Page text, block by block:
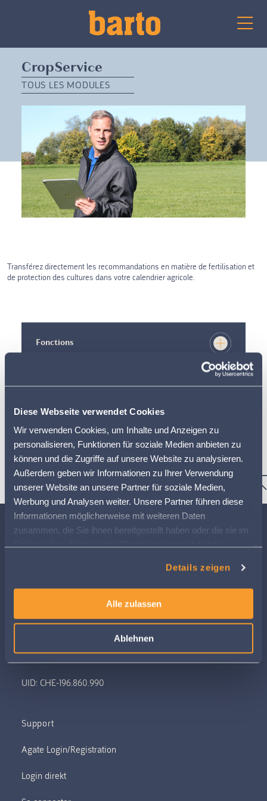
Diese Webseite verwendet Cookies
Wir verwenden Cookies, um Inhalte und Anzeigen zu
personalisieren, Funktionen für soziale Medien anbieten zu
können und die Zugriffe auf unsere Website zu analysieren.
Außerdem geben wir Informationen zu Ihrer Verwendung
unserer Website an unsere Partner für soziale Medien,
Werbung und Analysen weiter. Unsere Partner führen diese
Informationen möglicherweise mit weiteren Daten
zusammen, die Sie ihnen bereitgestellt haben oder die sie im
Rahmen Ihrer Nutzung der Dienste gesammelt haben.
Details zeigen
Alle zulassen
Ablehnen
CropService
TOUS LES MODULES
Transférez directement les recommandations en matière de fertilisation et
de protection des cultures dans votre calendrier agricole.
Fonctions
Prix
Dispositions contractuelles
Instructions et documentation
6210 Sursee
UID: CHE-196.860.990
Support